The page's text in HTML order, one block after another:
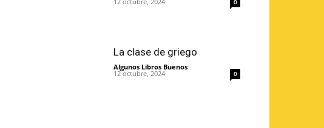
0
La clase de griego
Algunos Libros Buenos -
12 octubre, 2024 0